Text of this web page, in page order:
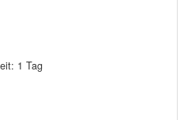
1 Tag